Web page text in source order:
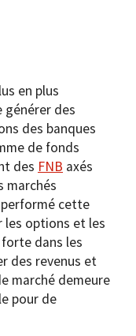
en plus
des
des banques
de fonds
des FNB axés
marchés
cette
les options et les
dans les
des revenus et
marché demeure
pour de